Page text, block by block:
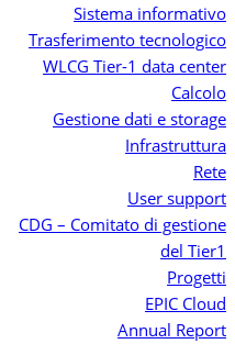
Sistema informativo
Trasferimento tecnologico
WLCG Tier-1 data center
Calcolo
Gestione dati e storage
Infrastruttura
Rete
User support
CDG – Comitato di gestione
del Tier1
Progetti
EPIC Cloud
Annual Report